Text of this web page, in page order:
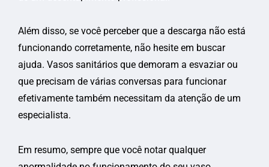
Além disso, se você perceber que a descarga não está
funcionando corretamente, não hesite em buscar
ajuda. Vasos sanitários que demoram a esvaziar ou
que precisam de várias conversas para funcionar
efetivamente também necessitam da atenção de um
especialista.
Em resumo, sempre que você notar qualquer